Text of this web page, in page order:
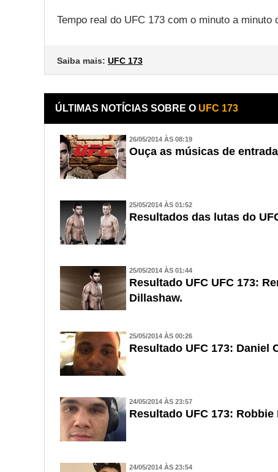
Tempo real do UFC 173 com o minuto a minuto
Saiba mais: UFC 173
ÚLTIMAS NOTÍCIAS SOBRE O UFC 173
26/05/2014 ÀS 08:19
Ouça as músicas de
25/05/2014 ÀS 01:52
Resultados das lutas do
25/05/2014 ÀS 01:44
Resultado UFC UFC 173:
Dillashaw.
25/05/2014 ÀS 00:26
Resultado UFC 173: Daniel
24/05/2014 ÀS 23:57
Resultado UFC 173:
24/05/2014 ÀS 23:54